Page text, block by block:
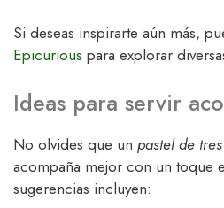
Si deseas inspirarte aún más,
Epicurious para explorar
Ideas para servir
No olvides que un pastel de
acompaña mejor con un toque
sugerencias incluyen: